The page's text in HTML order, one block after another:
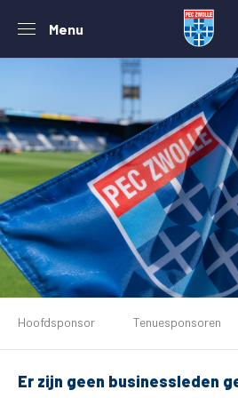
Menu
Tickets
Matchdays
Hoofdsponsor Tenuesponsoren
Er zijn geen businessleden